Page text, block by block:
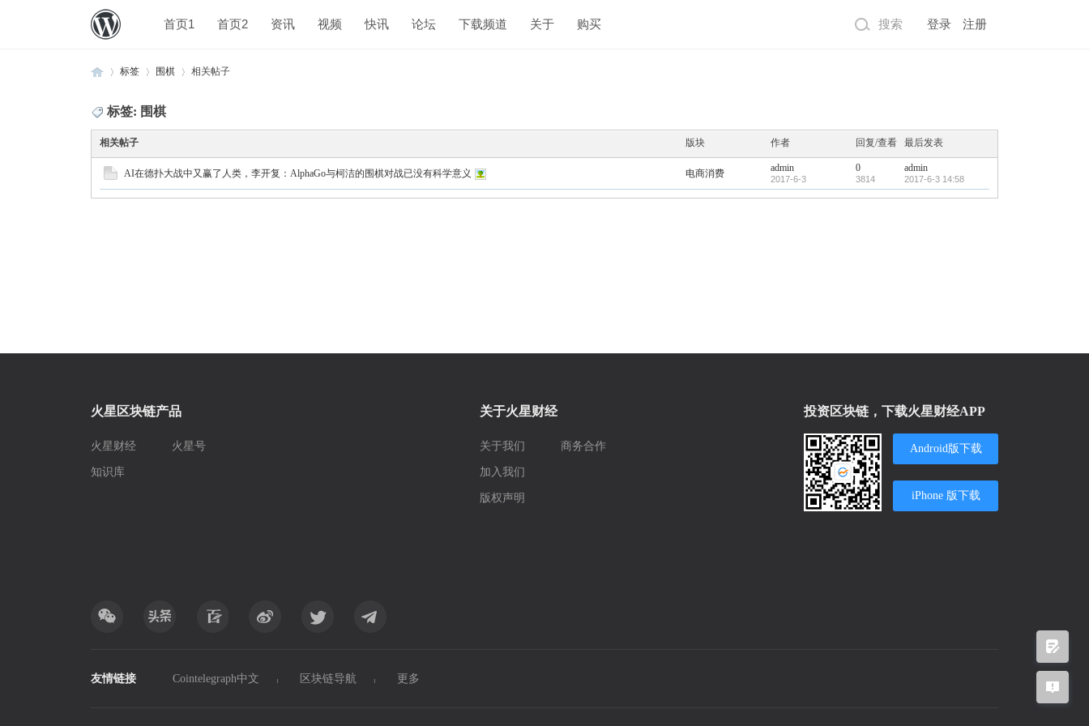
首页1 首页2 资讯 视频 快讯 论坛 下载频道 关于 购买 登录 注册
搜索
›
标签 围棋 相关帖子
标签: 围棋
相关帖子 版块 作者 回复/查看 最后发表
AI在德扑大战中又赢了人类，李开复：AlphaGo与柯洁的围棋对战已没有科学意义 电商消费 admin
2017-6-3
0
3814
admin
2017-6-3 14:58
火星区块链产品
火星财经 火星号
知识库
关于火星财经
关于我们
加入我们
版权声明
商务合作
投资区块链，下载火星财经APP
Android版下载
iPhone 版下载
友情链接 Cointelegraph中文 区块链导航 更多